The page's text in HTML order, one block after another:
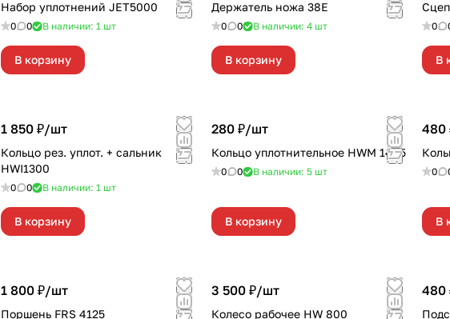
Набор уплотнений JET5000
0 0 В наличии: 1 шт
В корзину
Держатель ножа 38Е
0 0 В наличии: 4 шт
В корзину
0
В
1 850 ₽/шт
Кольцо рез. уплот. + сальник
HWI1300
0 0 В наличии: 1 шт
В корзину
280 ₽/шт
Кольцо уплотнительное HWM 1405
0 0 В наличии: 5 шт
В корзину
480
0
В
1 800 ₽/шт
Поршень FRS 4125
3 500 ₽/шт
Колесо рабочее HW 800
480